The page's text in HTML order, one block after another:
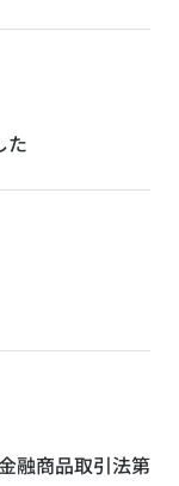
た
融商品取引法第